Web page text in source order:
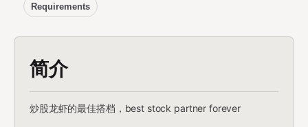
Requirements
简介
炒股龙虾的最佳搭档，best stock partner forever